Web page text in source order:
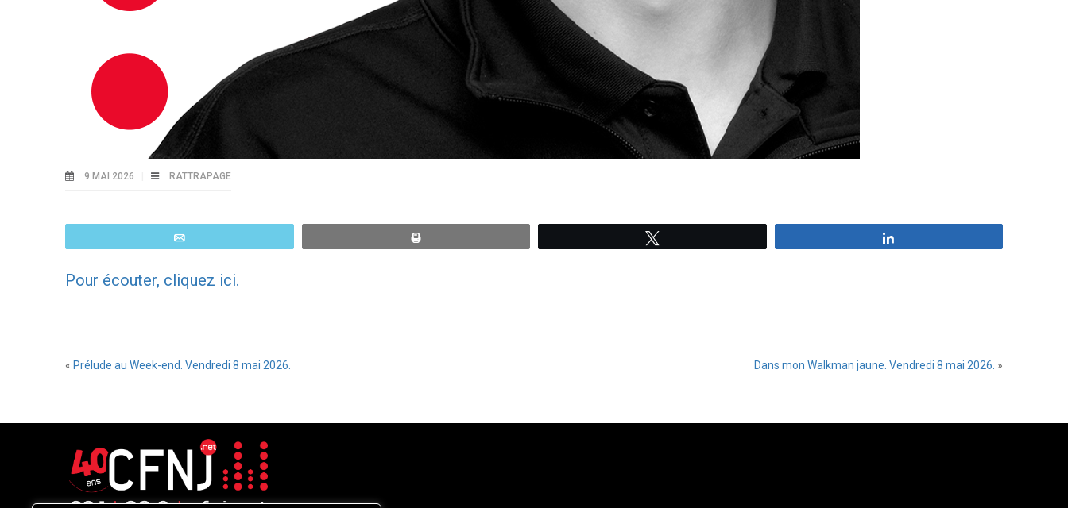
9 MAI 2026 RATTRAPAGE
Pour écouter, cliquez ici.
« Prélude au Week-end. Vendredi 8 mai 2026. Dans mon Walkman jaune. Vendredi 8 mai 2026. »